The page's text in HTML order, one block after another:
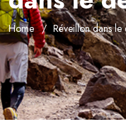
Home Réveillon dans le